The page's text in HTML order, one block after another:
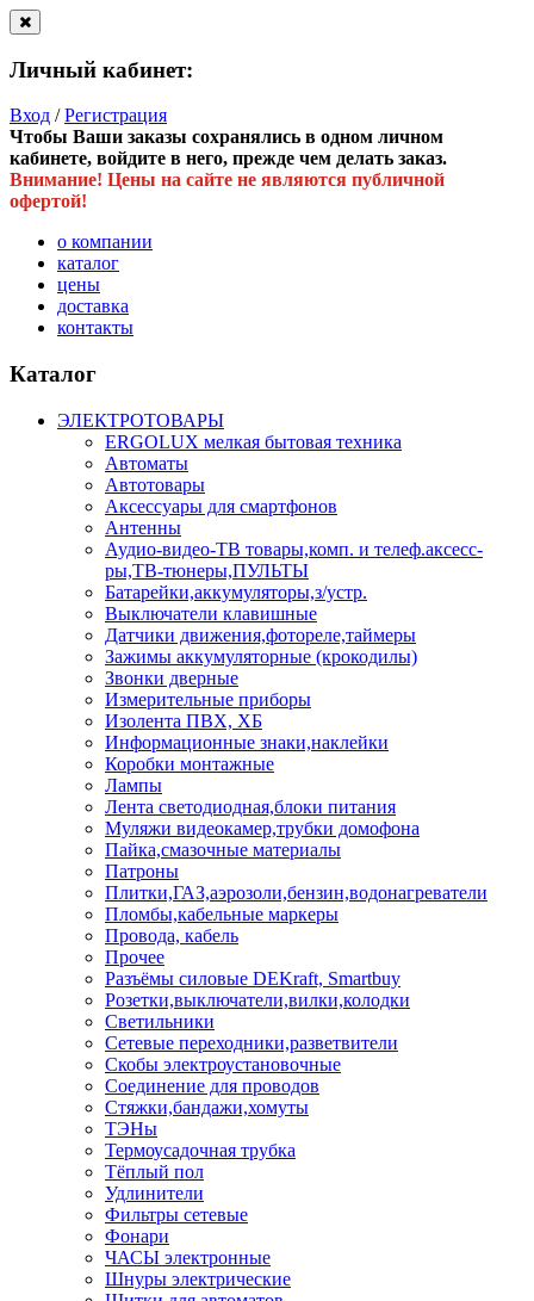
Личный кабинет:
Вход /Регистрация
Чтобы Ваши заказы сохранялись в одном личном
кабинете, войдите в него, прежде чем делать заказ.
Внимание! Цены на сайте не являются публичной
офертой!
о компании
каталог
цены
доставка
контакты
Каталог
ЭЛЕКТРОТОВАРЫ
ERGOLUX мелкая бытовая техника
Автоматы
Автотовары
Аксессуары для смартфонов
Антенны
Аудио-видео-ТВ товары,комп. и телеф.аксесс-
ры,ТВ-тюнеры,ПУЛЬТЫ
Батарейки,аккумуляторы,з/устр.
Выключатели клавишные
Датчики движения,фотореле,таймеры
Зажимы аккумуляторные (крокодилы)
Звонки дверные
Измерительные приборы
Изолента ПВХ, ХБ
Информационные знаки,наклейки
Коробки монтажные
Лампы
Лента светодиодная,блоки питания
Муляжи видеокамер,трубки домофона
Пайка,смазочные материалы
Патроны
Плитки,ГАЗ,аэрозоли,бензин,водонагреватели
Пломбы,кабельные маркеры
Провода, кабель
Прочее
Разъёмы силовые DEKraft, Smartbuy
Розетки,выключатели,вилки,колодки
Светильники
Сетевые переходники,разветвители
Скобы электроустановочные
Соединение для проводов
Стяжки,бандажи,хомуты
ТЭНы
Термоусадочная трубка
Тёплый пол
Удлинители
Фильтры сетевые
Фонари
ЧАСЫ электронные
Шнуры электрические